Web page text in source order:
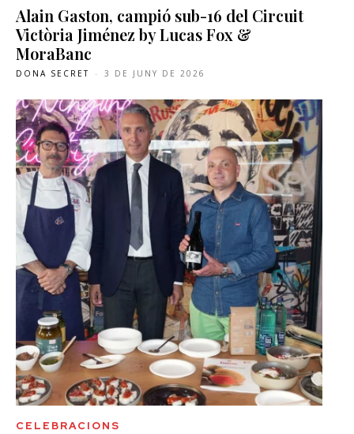
Alain Gaston, campió sub-16 del Circuit
Victòria Jiménez by Lucas Fox &
MoraBanc
DONA SECRET - 3 DE JUNY DE 2026
CELEBRACIONS